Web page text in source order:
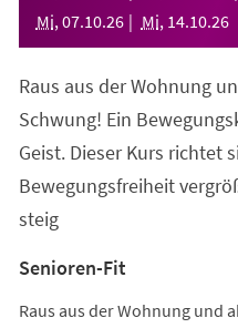
Mi, 07.10.26 Mi, 14.10.26
Raus aus der Wohnung
Schwung! Ein
Geist. Dieser Kurs richtet
Bewegungsfreiheit
steig
Senioren-Fit
Raus aus der Wohnung und